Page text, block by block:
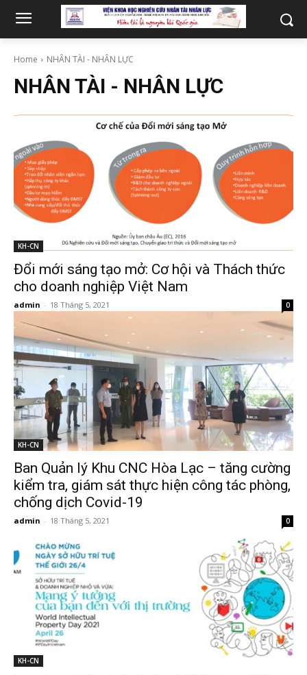
Home NHÂN TÀI - NHÂN LỰC
NHÂN TÀI - NHÂN LỰC
KH-CN
Đổi mới sáng tạo mở: Cơ hội và Thách thức
cho doanh nghiệp Việt Nam
admin - 18 Tháng 5, 2021 0
KH-CN
Ban Quản lý Khu CNC Hòa Lạc – tăng cường
kiểm tra, giám sát thực hiện công tác phòng,
chống dịch Covid-19
admin - 18 Tháng 5, 2021 0
KH-CN